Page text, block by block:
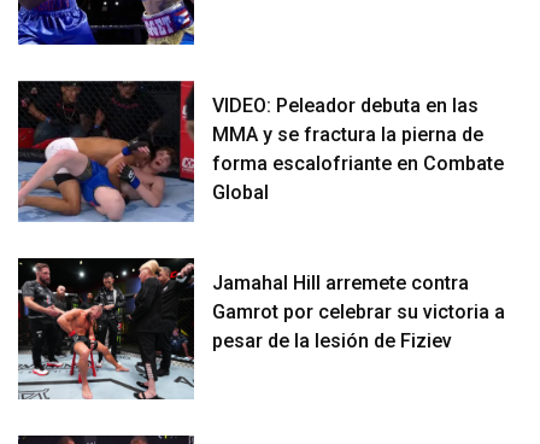
VIDEO: Peleador debuta en las
MMA y se fractura la pierna de
forma escalofriante en Combate
Global
Jamahal Hill arremete contra
Gamrot por celebrar su victoria a
pesar de la lesión de Fiziev